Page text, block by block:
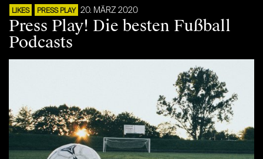
LIKES PRESS PLAY 20. MÄRZ 2020
Press Play! Die besten Fußball
Podcasts